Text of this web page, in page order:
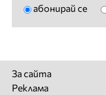
абонирай се
За сайта
Реклама